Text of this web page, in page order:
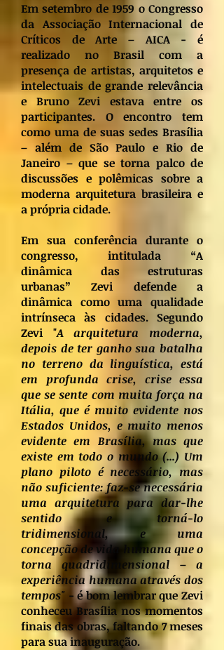
Em setembro de 1959 o Congresso
da Associação Internacional de
Críticos de Arte – AICA - é
realizado no Brasil com a
presença de artistas, arquitetos e
intelectuais de grande relevância
e Bruno Zevi estava entre os
participantes. O encontro tem
como uma de suas sedes Brasília
– além de São Paulo e Rio de
Janeiro – que se torna palco de
discussões e polêmicas sobre a
moderna arquitetura brasileira e
a própria cidade.
Em sua conferência durante o
congresso, intitulada “A
dinâmica das estruturas
urbanas” Zevi defende a
dinâmica como uma qualidade
intrínseca às cidades. Segundo
Zevi "A arquitetura moderna,
depois de ter ganho sua batalha
no terreno da linguística, está
em profunda crise, crise essa
que se sente com muita força na
Itália, que é muito evidente nos
Estados Unidos, e muito menos
evidente em Brasília, mas que
existe em todo o mundo (...) Um
plano piloto é necessário, mas
não suficiente: faz-se necessária
uma arquitetura para dar-lhe
sentido e torná-lo
tridimensional, e uma
concepção de vida humana que o
torna quadridimensional – a
experiência humana através dos
tempos" -é bom lembrar que Zevi
conheceu Brasília nos momentos
finais das obras, faltando 7 meses
para sua inauguração.